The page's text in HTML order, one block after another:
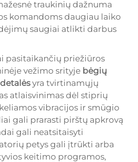
traukinių dažnuma
komandoms daugiau laiko
saugiai atlikti darbus
pasitaikančių priežiūros
vežimo srityje bėgių
yra tvirtinamųjų
atlaisvinimas dėl stiprių
vibracijos ir smūgio
gali prarasti pirštų apkrovą
gali neatsitaisyti
petys gali įtrūkti arba
keitimo programos,